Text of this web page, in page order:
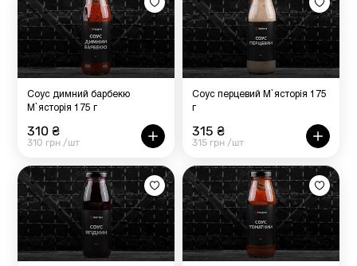
Соус димний барбекю
М`ясторія 175 г
310 ₴
310 грн /шт
Соус перцевий М`ясторія 175
г
315 ₴
315 грн /шт